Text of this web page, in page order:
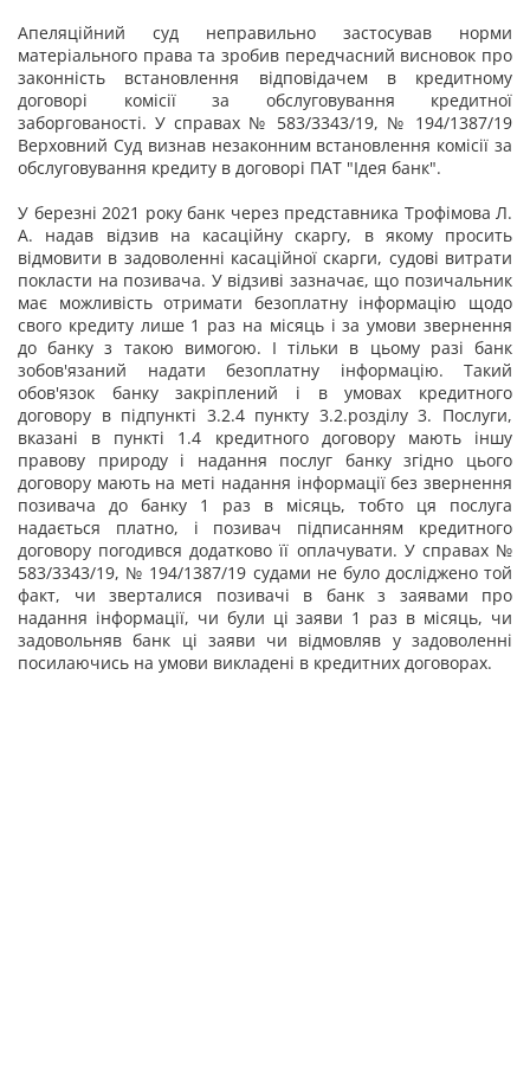
Апеляційний суд неправильно застосував норми
матеріального права та зробив передчасний висновок про
законність встановлення відповідачем в кредитному
договорі комісії за обслуговування кредитної
заборгованості. У справах № 583/3343/19, № 194/1387/19
Верховний Суд визнав незаконним встановлення комісії за
обслуговування кредиту в договорі ПАТ "Ідея банк".
У березні 2021 року банк через представника Трофімова Л.
А. надав відзив на касаційну скаргу, в якому просить
відмовити в задоволенні касаційної скарги, судові витрати
покласти на позивача. У відзиві зазначає, що позичальник
має можливість отримати безоплатну інформацію щодо
свого кредиту лише 1 раз на місяць і за умови звернення
до банку з такою вимогою. І тільки в цьому разі банк
зобов'язаний надати безоплатну інформацію. Такий
обов'язок банку закріплений і в умовах кредитного
договору в підпункті 3.2.4 пункту 3.2.розділу 3. Послуги,
вказані в пункті 1.4 кредитного договору мають іншу
правову природу і надання послуг банку згідно цього
договору мають на меті надання інформації без звернення
позивача до банку 1 раз в місяць, тобто ця послуга
надається платно, і позивач підписанням кредитного
договору погодився додатково її оплачувати. У справах №
583/3343/19, № 194/1387/19 судами не було досліджено той
факт, чи зверталися позивачі в банк з заявами про
надання інформації, чи були ці заяви 1 раз в місяць, чи
задовольняв банк ці заяви чи відмовляв у задоволенні
посилаючись на умови викладені в кредитних договорах.